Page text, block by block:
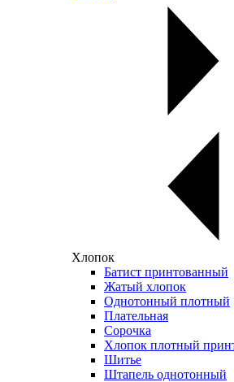
Хлопок
Батист принтованный
Жатый хлопок
Однотонный плотный
Плательная
Сорочка
Хлопок плотный
Шитье
Штапель однотонный